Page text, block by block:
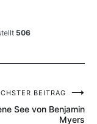
506
BEITRAG
See von Benjamin
Myers